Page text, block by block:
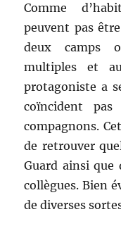
Comme
peuvent pas
deux camps
multiples et
protagoniste a
coïncident
compagnons.
de retrouver
Guard ainsi que
collègues. Bien
de diverses